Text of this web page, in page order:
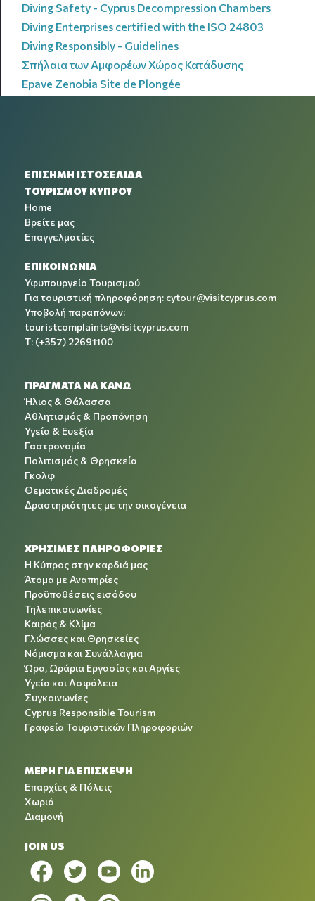
Diving Safety - Cyprus Decompression Chambers
Diving Enterprises certified with the ISO 24803
Diving Responsibly - Guidelines
Σπήλαια των Αμφορέων Χώρος Κατάδυσης
Epave Zenobia Site de Plongée
ΕΠΙΣΗΜΗ ΙΣΤΟΣΕΛΙΔΑ
ΤΟΥΡΙΣΜΟΥ ΚΥΠΡΟΥ
Home
Βρείτε μας
Επαγγελματίες
ΕΠΙΚΟΙΝΩΝΙΑ
Υφυπουργείο Τουρισμού
Για τουριστική πληροφόρηση: cytour@visitcyprus.com
Υποβολή παραπόνων:
touristcomplaints@visitcyprus.com
T: (+357) 22691100
ΠΡΑΓΜΑΤΑ ΝΑ ΚΑΝΩ
Ήλιος & Θάλασσα
Αθλητισμός & Προπόνηση
Υγεία & Ευεξία
Γαστρονομία
Πολιτισμός & Θρησκεία
Γκολφ
Θεματικές Διαδρομές
Δραστηριότητες με την οικογένεια
ΧΡΉΣΙΜΕΣ ΠΛΗΡΟΦΟΡΊΕΣ
Η Κύπρος στην καρδιά μας
Άτομα με Αναπηρίες
Προϋποθέσεις εισόδου
Τηλεπικοινωνίες
Καιρός & Κλίμα
Γλώσσες και Θρησκείες
Νόμισμα και Συνάλλαγμα
Ώρα, Ωράρια Εργασίας και Αργίες
Υγεία και Ασφάλεια
Συγκοινωνίες
Cyprus Responsible Tourism
Γραφεία Τουριστικών Πληροφοριών
ΜΕΡΗ ΓΙΑ ΕΠΙΣΚΕΨΗ
Επαρχίες & Πόλεις
Χωριά
Διαμονή
JOIN US